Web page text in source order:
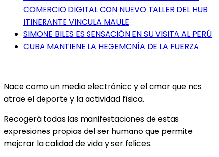
COMERCIO DIGITAL CON NUEVO TALLER DEL HUB
ITINERANTE VINCULA MAULE
SIMONE BILES ES SENSACIÓN EN SU VISITA AL PERÚ
CUBA MANTIENE LA HEGEMONÍA DE LA FUERZA
Nace como un medio electrónico y el amor que nos
atrae el deporte y la actividad física.
Recogerá todas las manifestaciones de estas
expresiones propias del ser humano que permite
mejorar la calidad de vida y ser felices.